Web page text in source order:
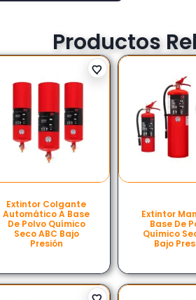
Productos
Extintor Colgante
Automático A Base
De Polvo Químico
Seco ABC Bajo
Presión
Extintor
Base De
Químico
Bajo